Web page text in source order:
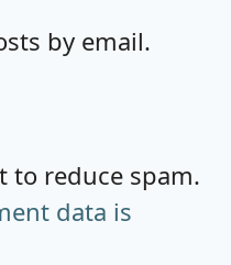
by email.
to reduce spam.
data is